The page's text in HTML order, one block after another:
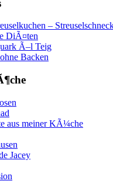
–
DiÃ¤ten
Ã–l Teig
Backen
aus meiner KÃ¼che
Jacey